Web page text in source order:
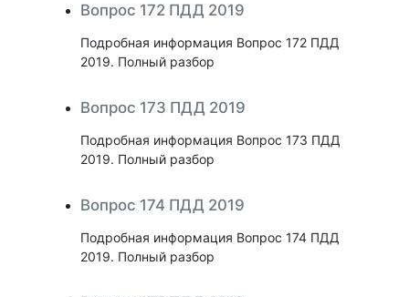
Вопрос 172 ПДД 2019
Подробная информация Вопрос 172 ПДД
2019. Полный разбор
Вопрос 173 ПДД 2019
Подробная информация Вопрос 173 ПДД
2019. Полный разбор
Вопрос 174 ПДД 2019
Подробная информация Вопрос 174 ПДД
2019. Полный разбор